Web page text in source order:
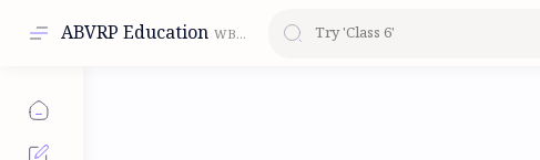
ABVRP Education